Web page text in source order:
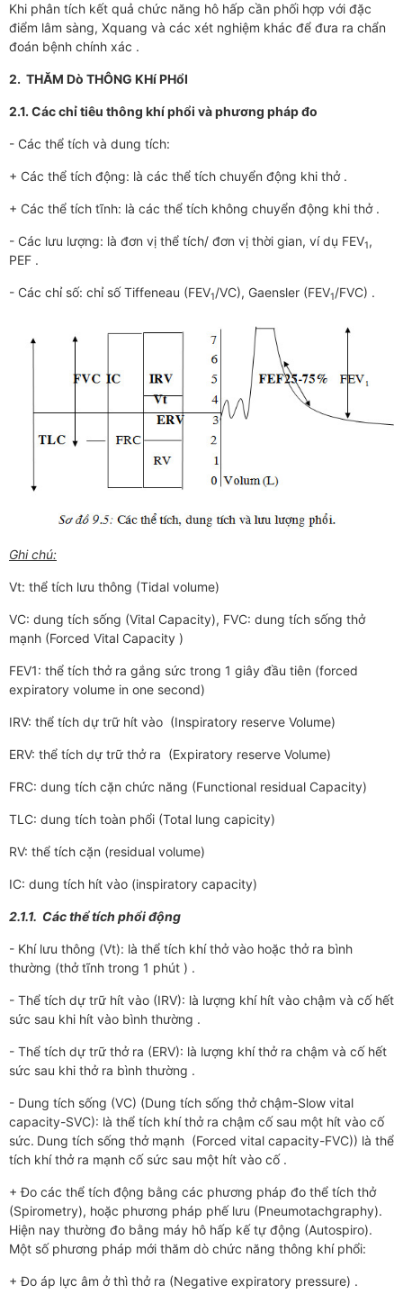
Khi phân tích kết quả chức năng hô hấp cần phối hợp với đặc
điểm lâm sàng, Xquang và các xét nghiệm khác để đưa ra chẩn
đoán bệnh chính xác .
2. THĂM Dò THÔNG KHí PHổI
2.1. Các chỉ tiêu thông khí phổi và phương pháp đo
- Các thể tích và dung tích:
+ Các thể tích động: là các thể tích chuyển động khi thở .
+ Các thể tích tĩnh: là các thể tích không chuyển động khi thở .
- Các lưu lượng: là đơn vị thể tích/ đơn vị thời gian, ví dụ FEV1,
PEF .
- Các chỉ số: chỉ số Tiffeneau (FEV1/VC), Gaensler (FEV1/FVC) .
Ghi chú:
Vt: thể tích lưu thông (Tidal volume)
VC: dung tích sống (Vital Capacity), FVC: dung tích sống thở
mạnh (Forced Vital Capacity )
FEV1: thể tích thở ra gắng sức trong 1 giây đầu tiên (forced
expiratory volume in one second)
IRV: thể tích dự trữ hít vào (Inspiratory reserve Volume)
ERV: thể tích dự trữ thở ra (Expiratory reserve Volume)
FRC: dung tích cặn chức năng (Functional residual Capacity)
TLC: dung tích toàn phổi (Total lung capicity)
RV: thể tích cặn (residual volume)
IC: dung tích hít vào (inspiratory capacity)
2.1.1. Các thể tích phổi động
- Khí lưu thông (Vt): là thể tích khí thở vào hoặc thở ra bình
thường (thở tĩnh trong 1 phút ) .
- Thể tích dự trữ hít vào (IRV): là lượng khí hít vào chậm và cố hết
sức sau khi hít vào bình thường .
- Thể tích dự trữ thở ra (ERV): là lượng khí thở ra chậm và cố hết
sức sau khi thở ra bình thường .
- Dung tích sống (VC) (Dung tích sống thở chậm-Slow vital
capacity-SVC): là thể tích khí thở ra chậm cố sau một hít vào cố
sức. Dung tích sống thở mạnh (Forced vital capacity-FVC)) là thể
tích khí thở ra mạnh cố sức sau một hít vào cố .
+ Đo các thể tích động bằng các phương pháp đo thể tích thở
(Spirometry), hoặc phương pháp phế lưu (Pneumotachgraphy).
Hiện nay thường đo bằng máy hô hấp kế tự động (Autospiro).
Một số phương pháp mới thăm dò chức năng thông khí phổi:
+ Đo áp lực âm ở thì thở ra (Negative expiratory pressure) .